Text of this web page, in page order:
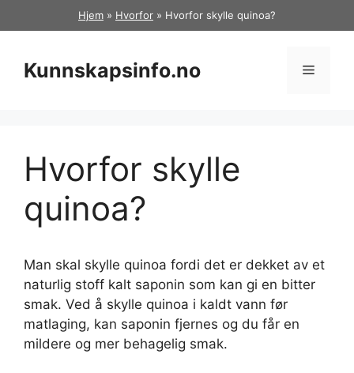
til
Hjem » Hvorfor » Hvorfor skylle quinoa?
Kunnskapsinfo.no Meny
Hvorfor skylle
quinoa?
Man skal skylle quinoa fordi det er dekket av et
naturlig stoff kalt saponin som kan gi en bitter
smak. Ved å skylle quinoa i kaldt vann før
matlaging, kan saponin fjernes og du får en
mildere og mer behagelig smak.